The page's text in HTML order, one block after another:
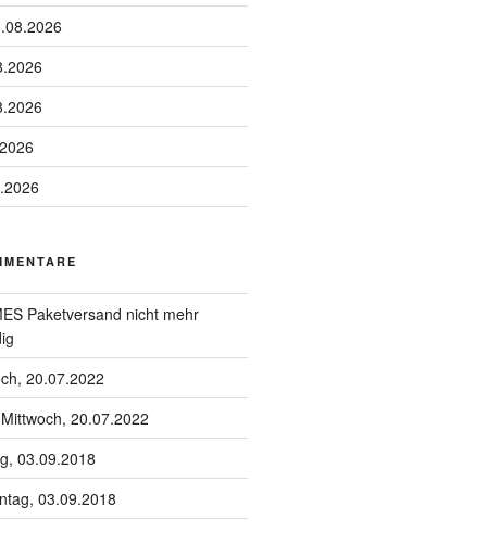
Paketversand nicht mehr
20.07.2022
Mittwoch, 20.07.2022
03.09.2018
03.09.2018